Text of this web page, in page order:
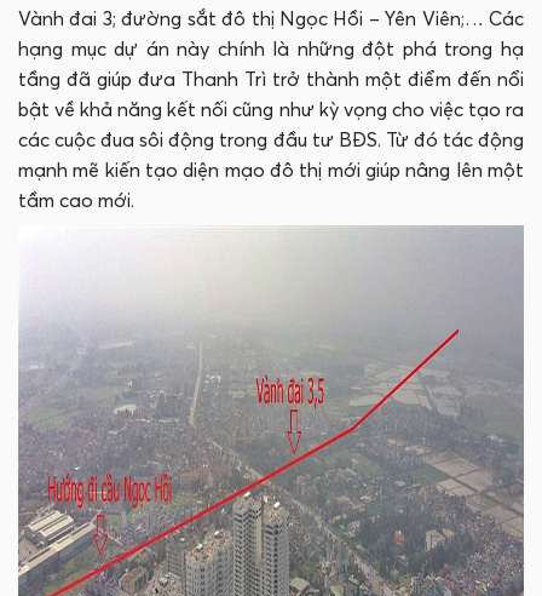
Vành đai 3; đường sắt đô thị Ngọc Hồi – Yên Viên;… Các
hạng mục dự án này chính là những đột phá trong hạ
tầng đã giúp đưa Thanh Trì trở thành một điểm đến nổi
bật về khả năng kết nối cũng như kỳ vọng cho việc tạo ra
các cuộc đua sôi động trong đầu tư BĐS. Từ đó tác động
mạnh mẽ kiến tạo diện mạo đô thị mới giúp nâng lên một
tầm cao mới.